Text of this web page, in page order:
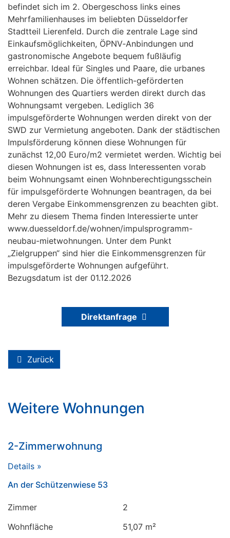
befindet sich im 2. Obergeschoss links eines
Mehrfamilienhauses im beliebten Düsseldorfer
Stadtteil Lierenfeld. Durch die zentrale Lage sind
Einkaufsmöglichkeiten, ÖPNV‑Anbindungen und
gastronomische Angebote bequem fußläufig
erreichbar. Ideal für Singles und Paare, die urbanes
Wohnen schätzen. Die öffentlich-geförderten
Wohnungen des Quartiers werden direkt durch das
Wohnungsamt vergeben. Lediglich 36
impulsgeförderte Wohnungen werden direkt von der
SWD zur Vermietung angeboten. Dank der städtischen
Impulsförderung können diese Wohnungen für
zunächst 12,00 Euro/m2 vermietet werden. Wichtig bei
diesen Wohnungen ist es, dass Interessenten vorab
beim Wohnungsamt einen Wohnberechtigungsschein
für impulsgeförderte Wohnungen beantragen, da bei
deren Vergabe Einkommensgrenzen zu beachten gibt.
Mehr zu diesem Thema finden Interessierte unter
www.duesseldorf.de/wohnen/impulsprogramm-
neubau-mietwohnungen. Unter dem Punkt
„Zielgruppen“ sind hier die Einkommensgrenzen für
impulsgeförderte Wohnungen aufgeführt.
Bezugsdatum ist der 01.12.2026
Direktanfrage
Zurück
Weitere Wohnungen
2-Zimmerwohnung
Details »
An der Schützenwiese 53
Zimmer
2
Wohnfläche
51,07 m²